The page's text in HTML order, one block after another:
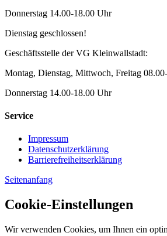
Donnerstag 14.00-18.00 Uhr
Dienstag geschlossen!
Geschäftsstelle der VG Kleinwallstadt:
Montag, Dienstag, Mittwoch, Freitag
Donnerstag 14.00-18.00 Uhr
Service
Impressum
Datenschutzerklärung
Barrierefreiheitserklärung
Seitenanfang
Cookie-Einstellungen
Wir verwenden Cookies, um Ihnen ein